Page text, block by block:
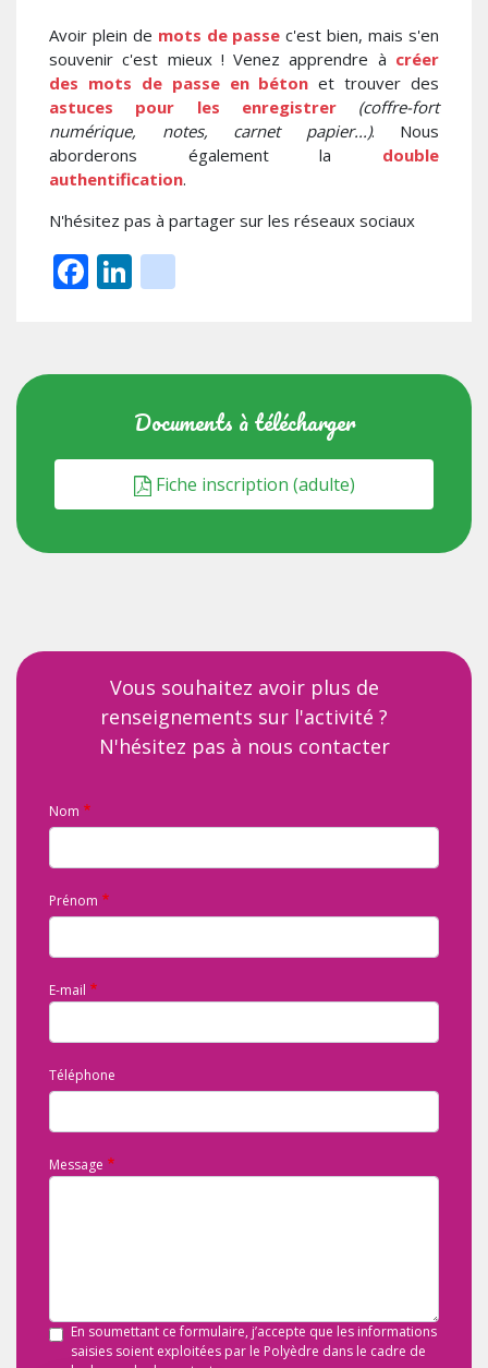
Avoir plein de mots de passe c'est bien, mais s'en
souvenir c'est mieux ! Venez apprendre à créer
des mots de passe en béton et trouver des
astuces pour les enregistrer
(coffre-fort
numérique, notes, carnet papier...). Nous
aborderons également la double
authentification.
N'hésitez pas à partager sur les réseaux sociaux
Facebook
LinkedIn
Documents à télécharger
Fiche inscription (adulte)
Vous souhaitez avoir plus de
renseignements sur l'activité ?
N'hésitez pas à nous contacter
Nom
Prénom
E-mail
Téléphone
Message
En soumettant ce formulaire, j’accepte que les informations
saisies soient exploitées par le Polyèdre dans le cadre de